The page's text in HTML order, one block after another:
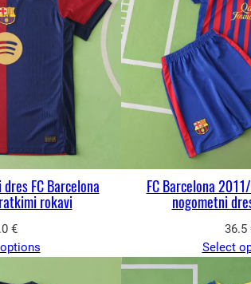
FC Barcelona
rokavi
€
FC Barcelona
nogometni
36.5
Select